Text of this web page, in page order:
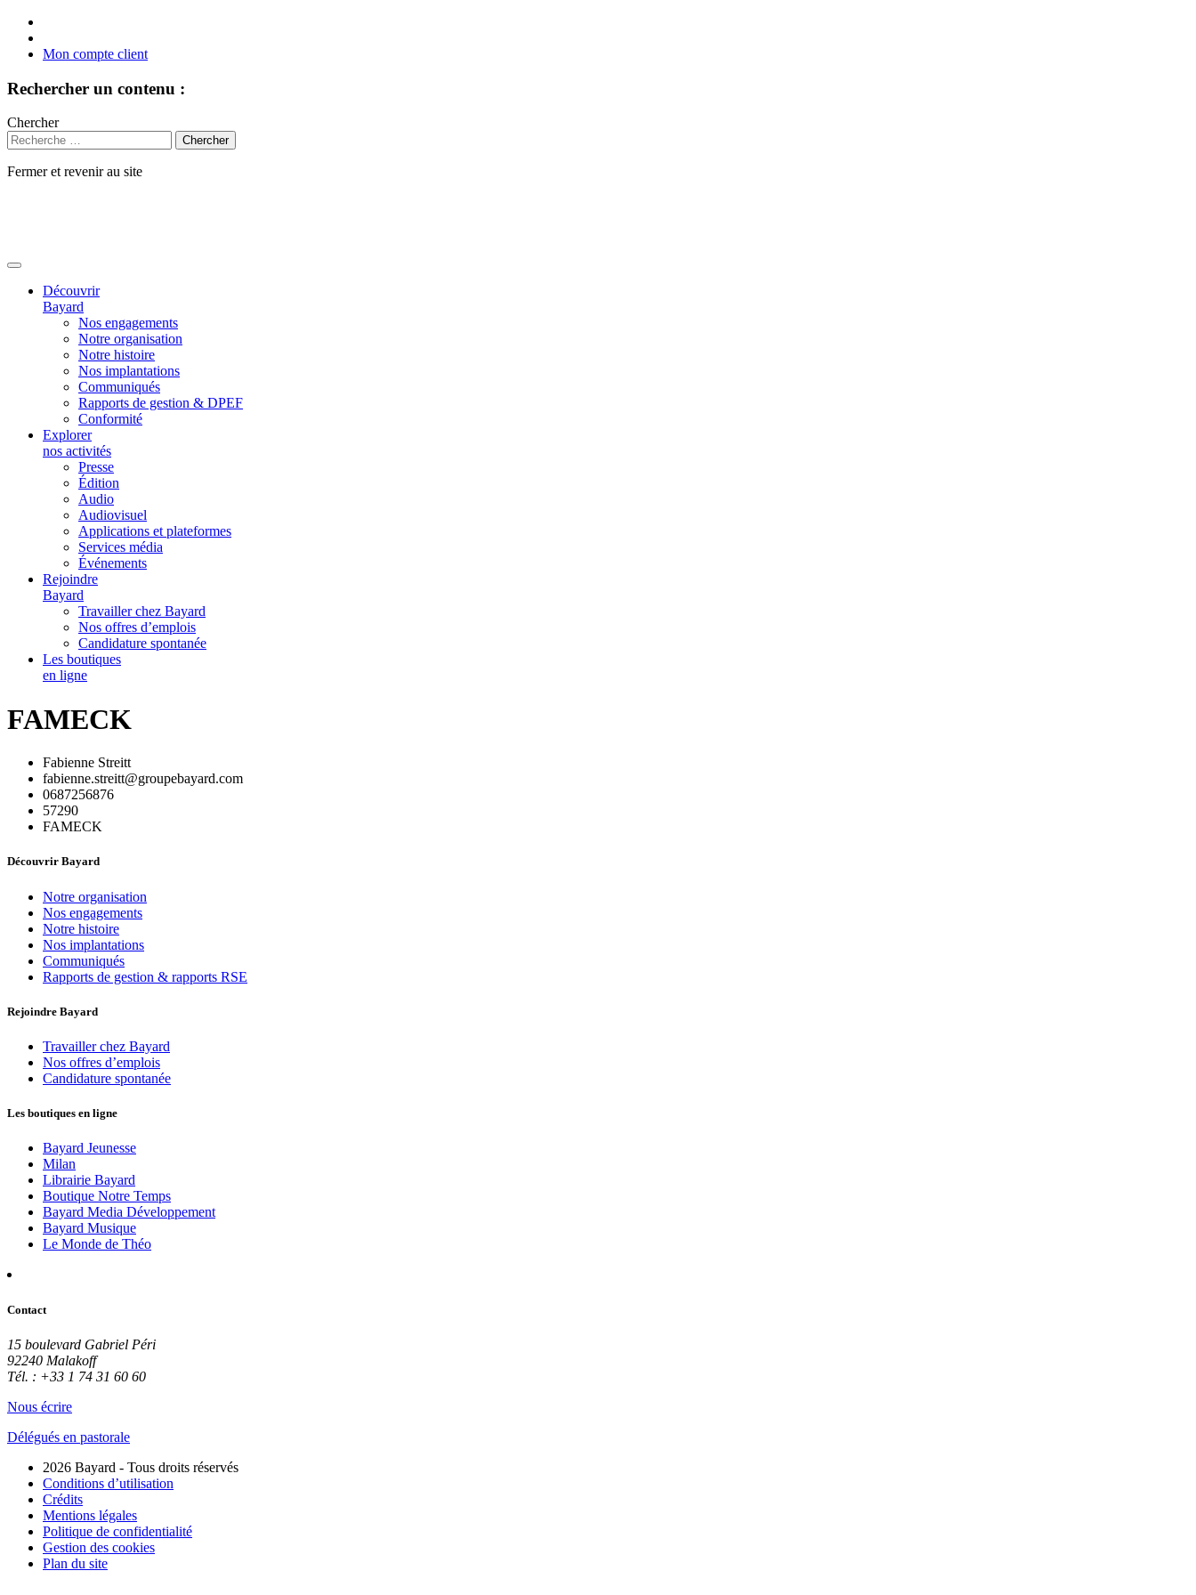
Mon compte client
Rechercher un contenu :
Chercher
Fermer et revenir au site
Découvrir
Bayard
Nos engagements
Notre organisation
Notre histoire
Nos implantations
Communiqués
Rapports de gestion & DPEF
Conformité
Explorer
nos activités
Presse
Édition
Audio
Audiovisuel
Applications et plateformes
Services média
Événements
Rejoindre
Bayard
Travailler chez Bayard
Nos offres d’emplois
Candidature spontanée
Les boutiques
en ligne
FAMECK
Fabienne Streitt
fabienne.streitt@groupebayard.com
0687256876
57290
FAMECK
Découvrir Bayard
Notre organisation
Nos engagements
Notre histoire
Nos implantations
Communiqués
Rapports de gestion & rapports RSE
Rejoindre Bayard
Travailler chez Bayard
Nos offres d’emplois
Candidature spontanée
Les boutiques en ligne
Bayard Jeunesse
Milan
Librairie Bayard
Boutique Notre Temps
Bayard Media Développement
Bayard Musique
Le Monde de Théo
Contact
15 boulevard Gabriel Péri
92240 Malakoff
Tél. : +33 1 74 31 60 60
Nous écrire
Délégués en pastorale
2026 Bayard - Tous droits réservés
Conditions d’utilisation
Crédits
Mentions légales
Politique de confidentialité
Gestion des cookies
Plan du site